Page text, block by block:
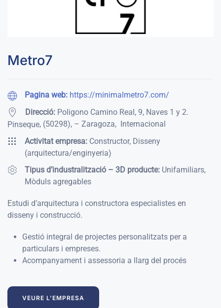
Metro7
Pagina web: https://minimalmetro7.com/
Direcció: Poligono Camino Real, 9, Naves 1 y 2.
Pinseque, (50298), – Zaragoza, Internacional
Activitat empresa: Constructor, Disseny
(arquitectura/enginyeria)
Tipus d’industralització – 3D producte: Unifamiliars,
Mòduls agregables
Estudi d’arquitectura i constructora especialistes en
disseny i construcció.
Gestió integral de projectes personalitzats per a
particulars i empreses.
Acompanyament i assessoria a llarg del procés
VEURE L’EMPRESA